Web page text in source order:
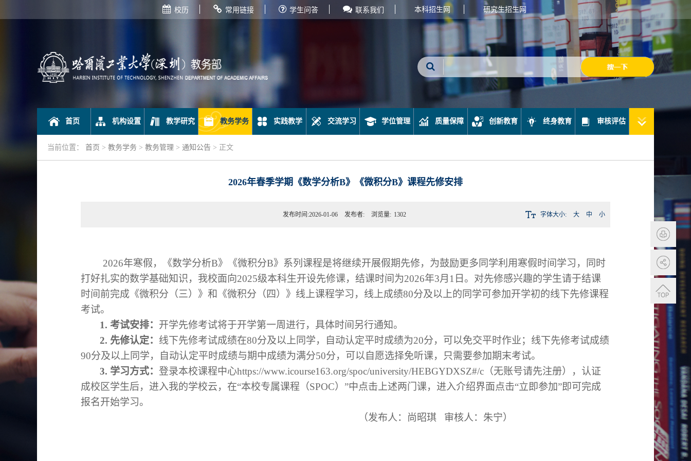
校历 常用链接 学生问答 联系我们 本科招生网 研究生招生网
首页 机构设置 教学研究 教务学务 实践教学 交流学习 学位管理 质量保障 创新教育 终身教育 审核评估
当前位置： 首页 > 教务学务 > 教务管理 > 通知公告 > 正文
2026年春季学期《数学分析B》《微积分B》课程先修安排
发布时间:2026-01-06 发布者: 浏览量: 1302 字体大小: 大 中 小
2026年寒假，《数学分析B》 《微积分B》系列课程是将继续开展假期先修， 为鼓励更多同学利用寒假时间学习，同时
打好扎实的数学基础知识，我校面向2025级本科生开设先修课， 结课时间为2026年3月 1日。 对先修感兴趣的学生请于结课
时间前完成《微积分（三）》和《微积分（四）》线上课程学习，线上成绩80分及以上的同学可参加开学初的线下先修课程
考试。
1. 考试安排： 开学先修考试将于开学第一周进行，具体时间另行通知。
2. 先修认定： 线下先修考试成绩在80分及以上同学，自动认定平时成绩为20分，可以免交平时作业；线下先修考试成绩
90分及以上同学，自动认定平时成绩与期中成绩为满分50分，可以自愿选择免听课，只需要参加期末考试。
3. 学习方式： 登录本校课程中心https://www.icourse163.org/spoc/university/HEBGYDXSZ#/c（无账号请先注册），认证
成校区学生后，进入我的学校云，在“本校专属课程（SPOC）”中点击上述两门课，进入介绍界面点击“立即参加”即可完成
报名开始学习。
（发布人：尚昭琪 审核人：朱宁）